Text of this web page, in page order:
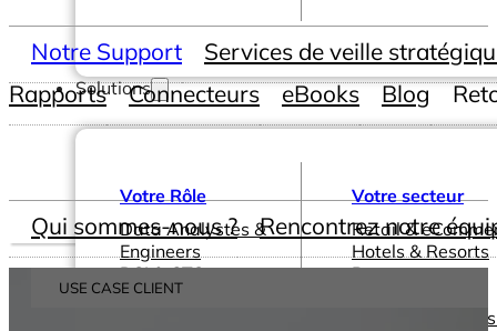
Solutions
Votre Rôle
Data Analystes &
Engineers
DSI & CTOs
Management &
Votre secteur
Retail &
Hotels & Resorts
Restaurants
Editeurs
Notre Support
Services de veille
Rapports
Connecteurs eBooks Blog
Qui sommes-nous ? Rencontrez notre
USE CASE CLIENT